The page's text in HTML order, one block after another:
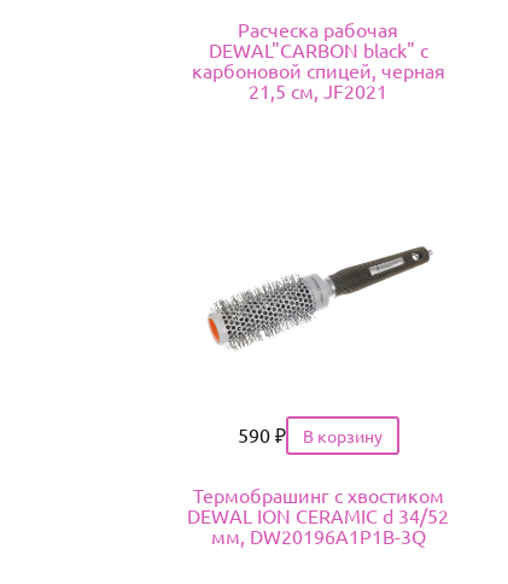
Расческа рабочая
DEWAL"CARBON black" с
карбоновой спицей, черная
21,5 см, JF2021
Цена
590 ₽
Термобрашинг с хвостиком
DEWAL ION CERAMIC d 34/52
мм, DW20196A1P1B-3Q